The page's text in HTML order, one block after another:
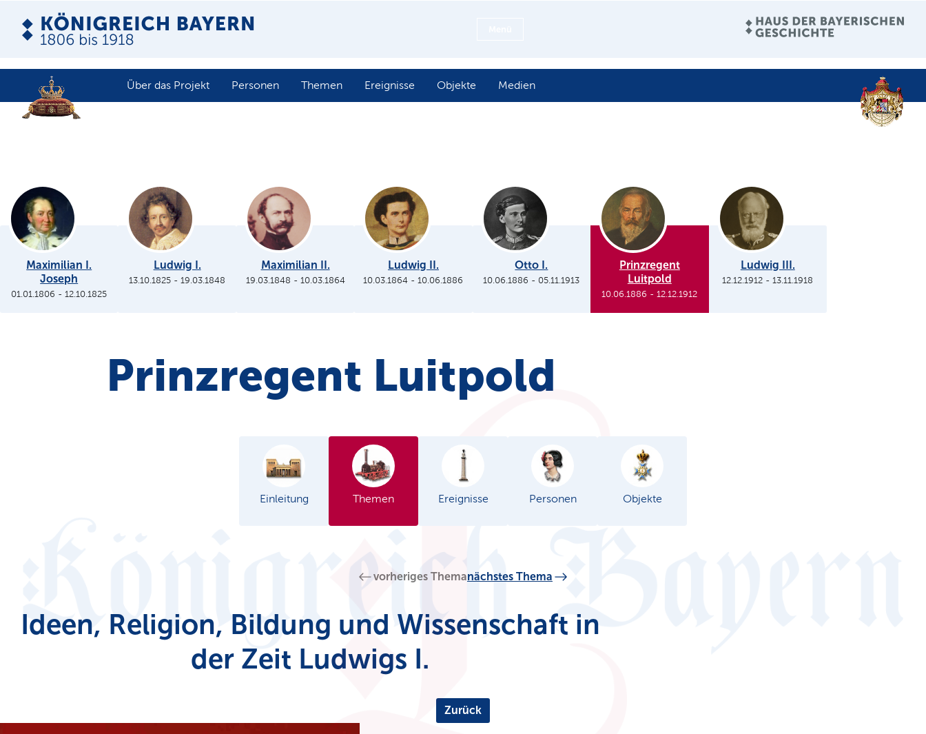
Über das Projekt Personen Themen Ereignisse Objekte Medien
Maximilian I.
Joseph
01.01.1806 -12.10.1825
Ludwig I.
13.10.1825 -19.03.1848
Maximilian II.
19.03.1848 - 10.03.1864
Ludwig II.
10.03.1864 -10.06.1886
Otto I.
10.06.1886 - 05.11.1913
Prinzregent
Luitpold
10.06.1886 -12.12.1912
Ludwig III.
12.12.1912 -13.11.1918
Prinzregent Luitpold
Einleitung Themen Ereignisse Personen Objekte
vorheriges Themanächstes Thema
Ideen, Religion, Bildung und Wissenschaft in
der Zeit Ludwigs I.
Zurück